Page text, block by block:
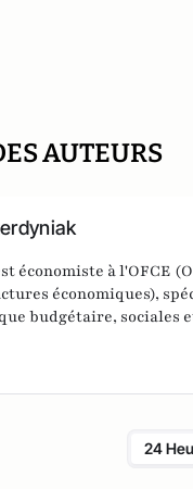
AUTEURS
économiste à l'OFCE
économiques),
budgétaire, sociales
24